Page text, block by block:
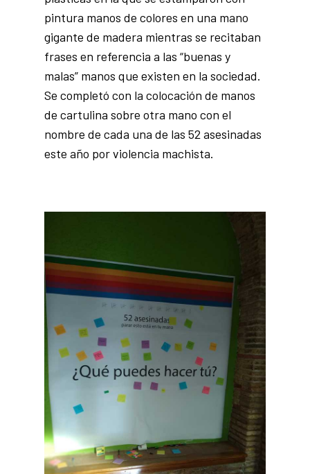
pintura manos de colores en una mano
gigante de madera mientras se recitaban
frases en referencia a las “buenas y
malas” manos que existen en la sociedad.
Se completó con la colocación de manos
de cartulina sobre otra mano con el
nombre de cada una de las 52 asesinadas
este año por violencia machista.